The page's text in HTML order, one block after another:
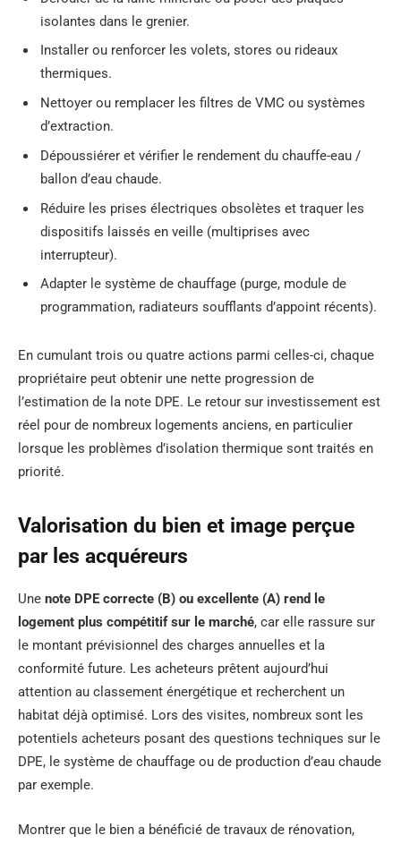
isolantes dans le grenier.
Installer ou renforcer les volets, stores ou rideaux
thermiques.
Nettoyer ou remplacer les filtres de VMC ou systèmes
d’extraction.
Dépoussiérer et vérifier le rendement du chauffe-eau /
ballon d’eau chaude.
Réduire les prises électriques obsolètes et traquer les
dispositifs laissés en veille (multiprises avec
interrupteur).
Adapter le système de chauffage (purge, module de
programmation, radiateurs soufflants d’appoint récents).
En cumulant trois ou quatre actions parmi celles-ci, chaque
propriétaire peut obtenir une nette progression de
l’estimation de la note DPE. Le retour sur investissement est
réel pour de nombreux logements anciens, en particulier
lorsque les problèmes d’isolation thermique sont traités en
priorité.
Valorisation du bien et image perçue
par les acquéreurs
Une note DPE correcte (B) ou excellente (A) rend le
logement plus compétitif sur le marché, car elle rassure sur
le montant prévisionnel des charges annuelles et la
conformité future. Les acheteurs prêtent aujourd’hui
attention au classement énergétique et recherchent un
habitat déjà optimisé. Lors des visites, nombreux sont les
potentiels acheteurs posant des questions techniques sur le
DPE, le système de chauffage ou de production d’eau chaude
par exemple.
Montrer que le bien a bénéficié de travaux de rénovation,